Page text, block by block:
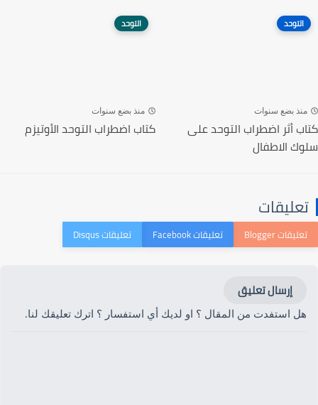
التوحد
منذ بضع سنوات
كتاب أثر اضطراب التوحد على
سلوك الاطفال‎
التوحد
منذ بضع سنوات
كتاب اضطراب التوحد الأوتيزم
تعليقات
إرسال تعليق
هل استفدت من المقال ؟ او لديك أي استفسار ؟ اترك تعليقك لنا.